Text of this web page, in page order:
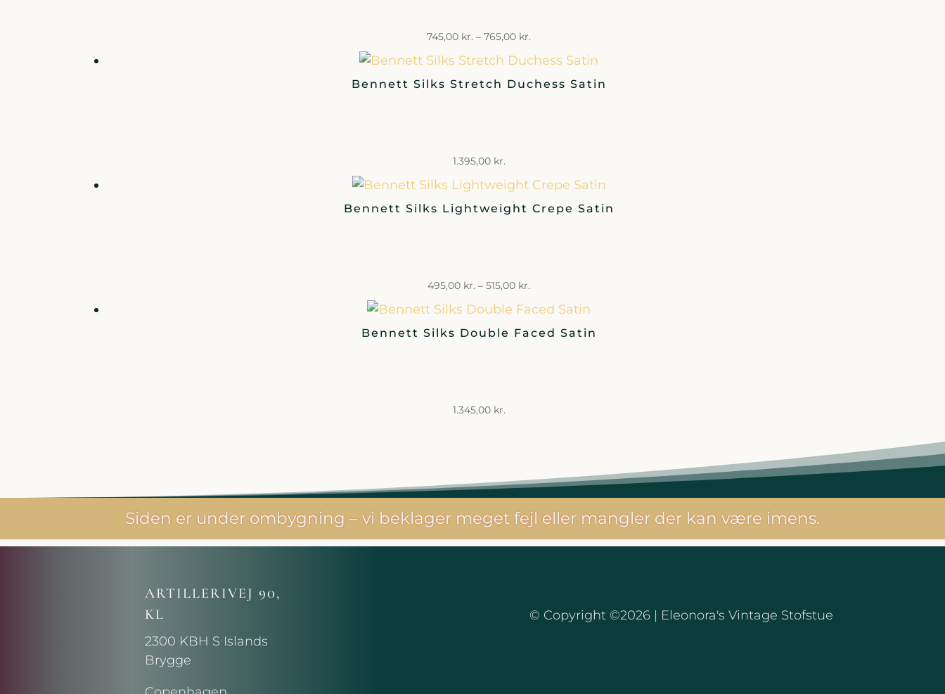
745,00 kr. – 765,00 kr.
745,00 kr.
Bennett Silks Stretch Duchess Satin
1.395,00 kr.
Bennett Silks Lightweight Crepe Satin
495,00 kr. – 515,00 kr.
495,00 kr.
Bennett Silks Double Faced Satin
1.345,00 kr.
Siden er under ombygning – vi beklager meget fejl eller mangler der kan være imens.
ARTILLERIVEJ 90,
KL
2300 KBH S Islands
Brygge
© Copyright ©2026 | Eleonora's Vintage Stofstue